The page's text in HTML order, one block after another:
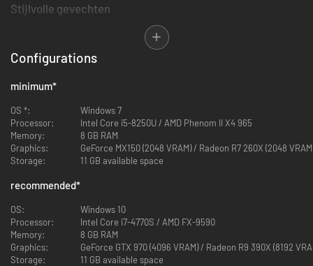
Stijlvolle gevechten
Val gemene zwaardvechters en bovennatuurlijke wezens aan met een
gestroomlijnd gevechtssysteem dat is gebaseerd op de traditionele
wapens van de samoerai.
Mythische verhaalvertelling
Beleef het meeslepende verhaal van Hiroki tijdens zijn val tegen de
krachten van het kwaad en zijn heldhaftige terugkeer om zijn mislukte
belofte waar te maken en de mensen te redden die hij heeft gezworen te
beschermen.
Spannende soundtrack
De spannende actie en sombere momenten worden afgewisseld met
gedenkwaardige muziek die authentiek is voor de tijd en plaats van het
feodale Japan.
Configurations
minimum*
OS *:
Windows 7
Processor:
Intel Core i5-8250U / AMD Phenom II X4 965
Memory:
8 GB RAM
Graphics:
GeForce MX150 (2048 VRAM) / Radeon R7 260X (2048
Storage:
11 GB available space
recommended*
OS:
Windows 10
Processor:
Intel Core i7-4770S / AMD FX-9590
Memory:
8 GB RAM
Graphics:
GeForce GTX 970 (4096 VRAM) / Radeon R9 390X (8192
Storage:
11 GB available space